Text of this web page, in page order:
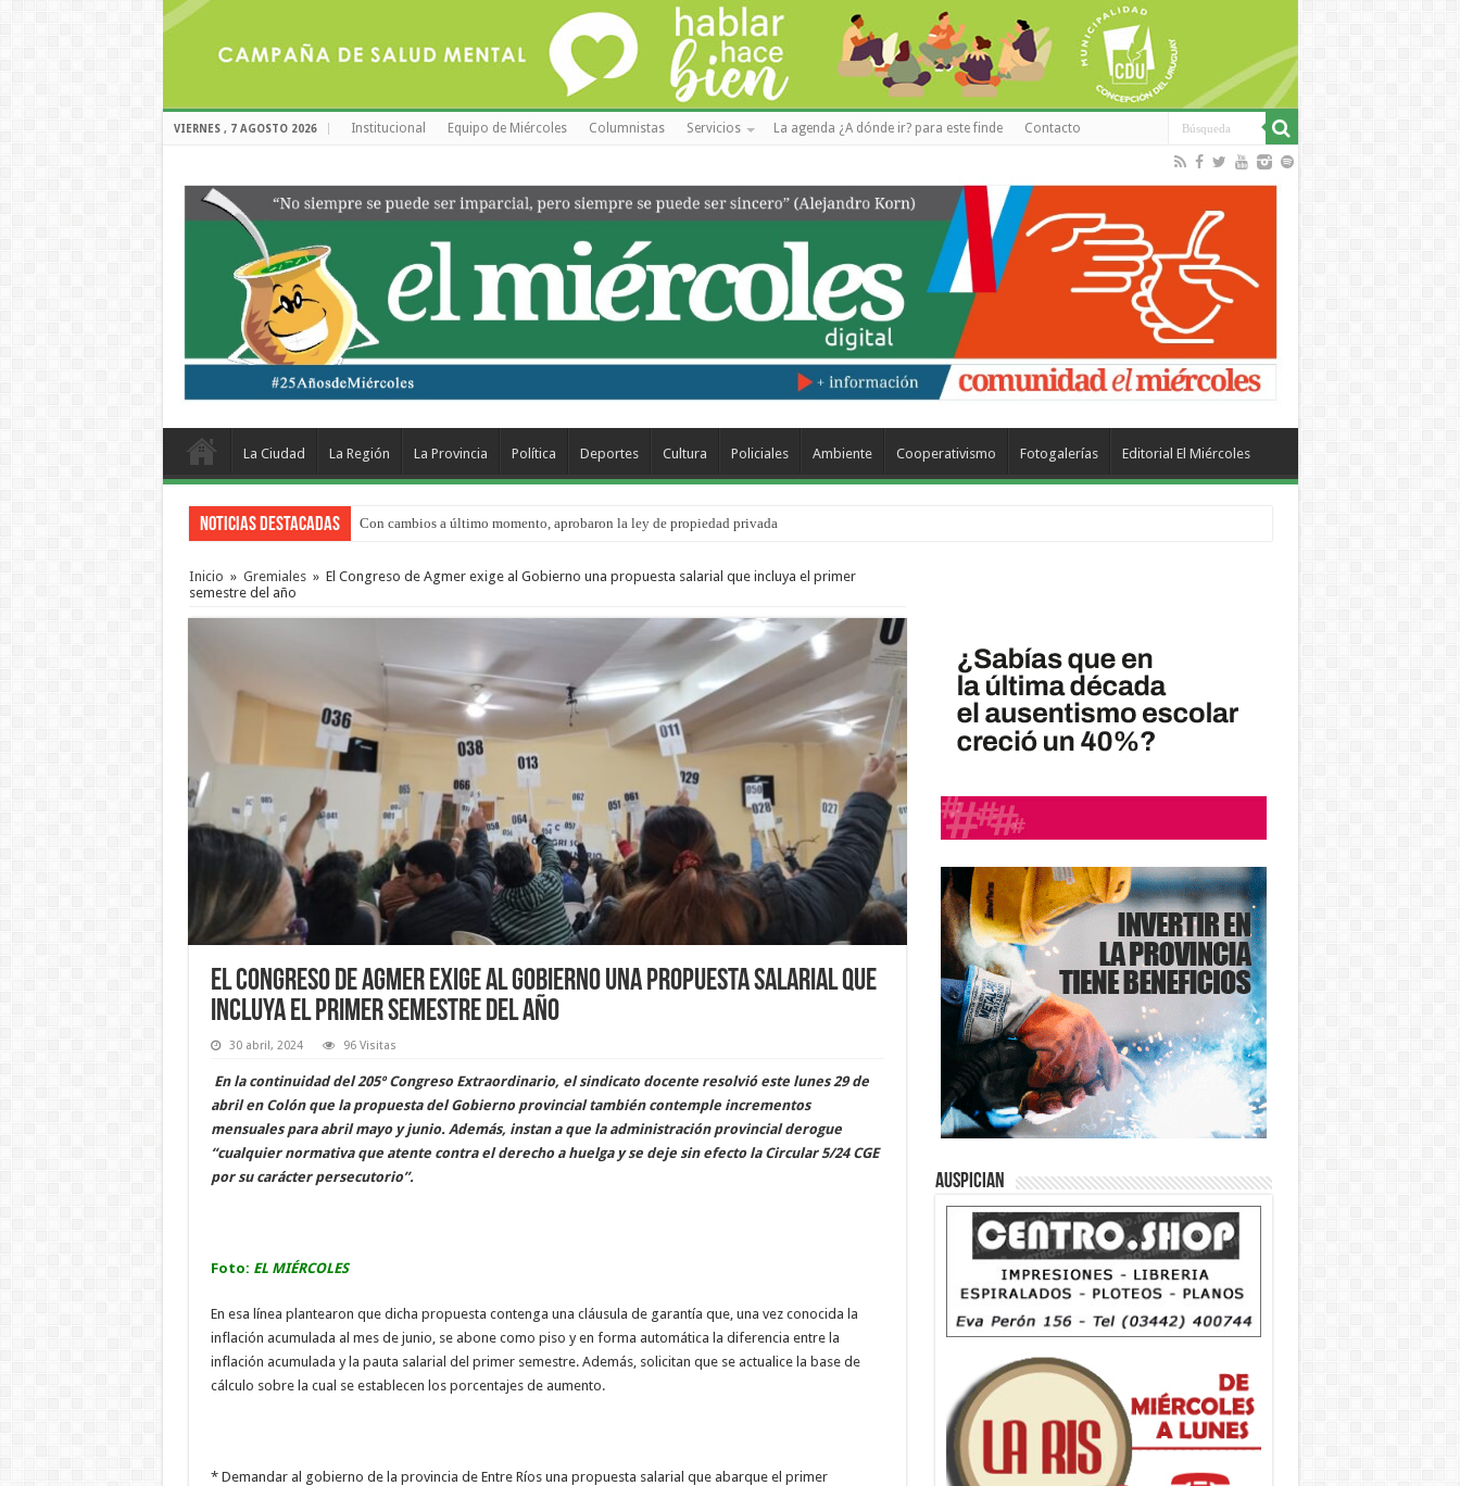
VIERNES , 7 AGOSTO 2026 Institucional Equipo de Miércoles Columnistas Servicios La agenda ¿A dónde ir? para este finde Contacto
La Ciudad La Región La Provincia Política Deportes Cultura Policiales Ambiente Cooperativismo Fotogalerías Editorial El Miércoles
Noticias Destacadas Con cambios a último momento, aprobaron la ley de propiedad privada
Inicio » Gremiales » El Congreso de Agmer exige al Gobierno una propuesta salarial que incluya el primer
semestre del año
El Congreso de Agmer exige al Gobierno una propuesta salarial que
incluya el primer semestre del año
30 abril, 2024 96 Visitas
En la continuidad del 205º Congreso Extraordinario, el sindicato docente resolvió este lunes 29 de
abril en Colón que la propuesta del Gobierno provincial también contemple incrementos
mensuales para abril mayo y junio. Además, instan a que la administración provincial derogue
“cualquier normativa que atente contra el derecho a huelga y se deje sin efecto la Circular 5/24 CGE
por su carácter persecutorio”.
Foto: EL MIÉRCOLES
En esa línea plantearon que dicha propuesta contenga una cláusula de garantía que, una vez conocida la
inflación acumulada al mes de junio, se abone como piso y en forma automática la diferencia entre la
inflación acumulada y la pauta salarial del primer semestre. Además, solicitan que se actualice la base de
cálculo sobre la cual se establecen los porcentajes de aumento.
* Demandar al gobierno de la provincia de Entre Ríos una propuesta salarial que abarque el primer
Auspician